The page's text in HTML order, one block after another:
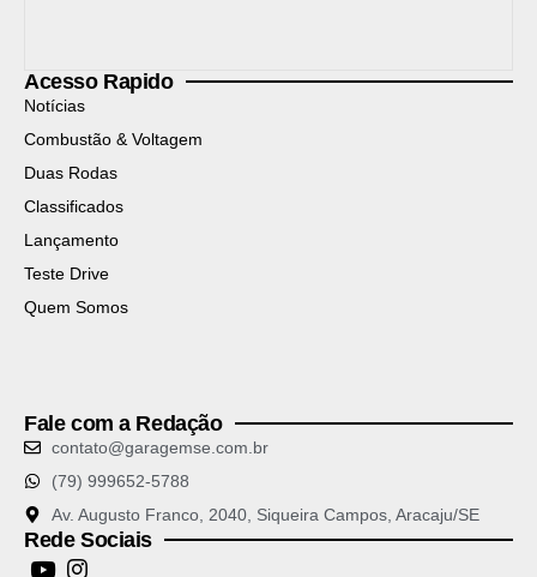
Acesso Rapido
Notícias
Combustão & Voltagem
Duas Rodas
Classificados
Lançamento
Teste Drive
Quem Somos
Fale com a Redação
contato@garagemse.com.br
(79) 999652-5788
Av. Augusto Franco, 2040, Siqueira Campos, Aracaju/SE
Rede Sociais